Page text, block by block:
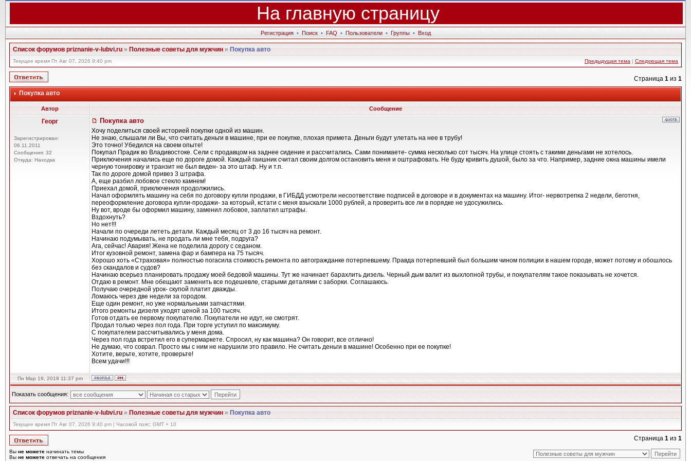
На главную страницу
Регистрация • Поиск • FAQ • Пользователи • Группы • Вход
Список форумов priznanie-v-lubvi.ru»Полезные советы для мужчин»Покупка авто
Текущее время Пт Авг 07, 2026 9:40 pm Предыдущая тема | Следующая тема
Страница 1 из 1
Покупка авто
Автор Сообщение
Георг
Зарегистрирован:
06.11.2011
Сообщения: 32
Откуда: Находка
Покупка авто
Хочу поделиться своей историей покупки одной из машин.
Не знаю, слышали ли Вы, что считать деньги в машине, при ее покупке, плохая примета. Деньги будут улетать на нее в трубу!
Это точно! Убедился на своем опыте!
Покупал Прадик во Владивостоке. Сели с продавцом на заднее сидение и рассчитались. Сами понимаете- сумма несколько сот тысяч. На улице стоять с такими деньгами не хотелось.
Приключения начались еще по дороге домой. Каждый гаишник считал своим долгом остановить меня и оштрафовать. Не буду кривить душой, было за что. Например, задние окна машины имели
черную тонировку и транзит не был виден- за это штаф. Ну и т.п.
Так по дороге домой привез 3 штрафа.
А, еще разбил лобовое стекло камнем!
Приехал домой, приключения продолжились.
Начал оформлять машину на себя по договору купли продажи, в ГИБДД усмотрели несоответствие подписей в договоре и в документах на машину. Итог- нервотрепка 2 недели, беготня,
переоформление договора купли-продажи- за который, кстати с меня взыскали 1000 рублей, а проверить все ли в порядке не удосужились.
Ну вот, вроде бы оформил машину, заменил лобовое, заплатил штрафы.
Вздохнуть?
Но нет!!!
Начали по очереди лететь детали. Каждый месяц от 3 до 16 тысяч на ремонт.
Начинаю подумывать, не продать ли мне тебя, подруга?
Ага, сейчас! Авария! Жена не поделила дорогу с седаном.
Итог кузовной ремонт, замена фар и бампера на 75 тысяч.
Хорошо хоть «Страховая» полностью погасила стоимость ремонта по автогражданке потерпевшему. Правда потерпевший был большим чином полиции в нашем городе, может потому и обошлось
без скандалов и судов?
Начинаю всерьез планировать продажу моей бедовой машины. Тут же начинает барахлить дизель. Черный дым валит из выхлопной трубы, и покупателям такое показывать не хочется.
Отдаю в ремонт. Мне обещают заменить все подешевле, старыми деталями с заборки. Соглашаюсь.
Получаю очередной урок- скупой платит дважды.
Ломаюсь через две недели за городом.
Еще один ремонт, но уже нормальными запчастями.
Итого ремонты дизеля уходят ценой за 100 тысяч.
Готов отдать ее первому покупателю. Покупатели не идут, не смотрят.
Продал только через пол года. При торге уступил по максимуму.
С покупателем рассчитывались у меня дома.
Через пол года встретил его в супермаркете. Спросил, ну как машина? Он говорит, все отлично!
Не думаю, что соврал. Просто мы с ним не нарушили это правило. Не считать деньги в машине! Особенно при ее покупке!
Хотите, верьте, хотите, проверьте!
Всем удачи!!!
Пн Мар 19, 2018 11:37 pm
Показать сообщения:
Список форумов priznanie-v-lubvi.ru»Полезные советы для мужчин»Покупка авто
Текущее время Пт Авг 07, 2026 9:40 pm | Часовой пояс: GMT + 10
Страница 1 из 1
Вы не можете начинать темы
Вы не можете отвечать на сообщения